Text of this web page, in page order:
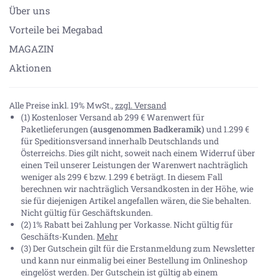
Über uns
Vorteile bei Megabad
MAGAZIN
Aktionen
Alle Preise inkl. 19% MwSt., zzgl. Versand
(1) Kostenloser Versand ab 299 € Warenwert für
Paketlieferungen(ausgenommen Badkeramik) und 1.299 €
für Speditionsversand innerhalb Deutschlands und
Österreichs. Dies gilt nicht, soweit nach einem Widerruf über
einen Teil unserer Leistungen der Warenwert nachträglich
weniger als 299 € bzw. 1.299 € beträgt. In diesem Fall
berechnen wir nachträglich Versandkosten in der Höhe, wie
sie für diejenigen Artikel angefallen wären, die Sie behalten.
Nicht gültig für Geschäftskunden.
(2) 1% Rabatt bei Zahlung per Vorkasse. Nicht gültig für
Geschäfts-Kunden.Mehr
(3) Der Gutschein gilt für die Erstanmeldung zum Newsletter
und kann nur einmalig bei einer Bestellung im Onlineshop
eingelöst werden. Der Gutschein ist gültig ab einem